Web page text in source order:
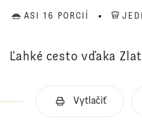
ASI 16 PORCIÍ
Ľahké cesto vďaka
Vytlačiť